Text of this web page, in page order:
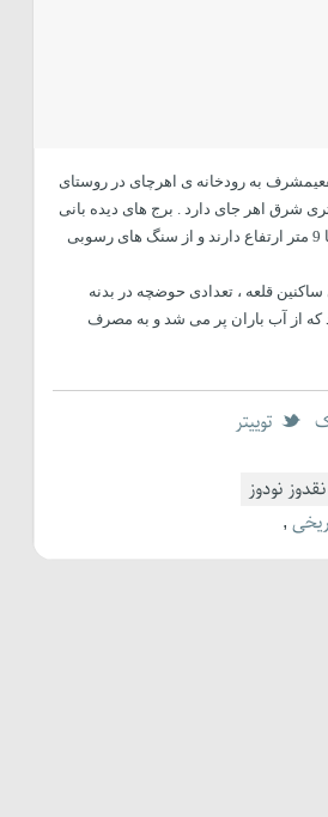
به رودخانه ی اهرچای در روستای
35 کیلومتری شرق اهر جای دارد . برج های دیده بانی
برجای مانده از قلعه،11 تا 9 متر ارتفاع دارند و از سنگ های رسوبی
قلعه ، تعدادی حوضچه در بدنه
که از آب باران پر می شد و به مصرف
توییتر
نودوز
,